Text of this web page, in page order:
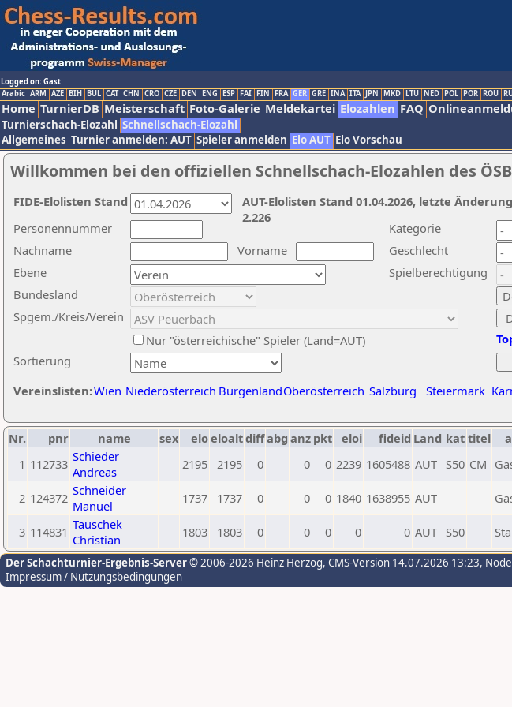
Logged on: Gast
Arabic ARM AZE BIH BUL CAT CHN CRO CZE DEN ENG ESP FAI FIN FRA GER GRE INA ITA JPN MKD LTU NED POL POR ROU
Home TurnierDB Meisterschaft Foto-Galerie Meldekartei Elozahlen FAQ
Turnierschach-Elozahl Schnellschach-Elozahl
Allgemeines Turnier anmelden: AUT Spieler anmelden Elo AUT Elo Vorschau
Willkommen bei den offiziellen Schnellschach-Elozahlen des ÖSB
Nachname
Vorname
Ebene
Kategorie
Sortierung
Personennummer
Bundesland
Spgem./Kreis/Verein
Geschlecht
Nur "österreichische" Spieler (Land=AUT)
Spielberechtigung
Vereinslisten:Wien Niederösterreich BurgenlandOberösterreich Salzburg Steiermark
AUT-Elolisten Stand 01.04.2026, letzte
2.226
FIDE-Elolisten Stand
Nr. pnr name sex eloeloaltdiffabg anz pkt eloi fideid Land kat titel
1 112733 Schieder
Andreas
2195 2195 0 0 0 2239 1605488 AUT S50 CM
2 124372 Schneider
Manuel
1737 1737 0 0 0 1840 1638955 AUT
3 114831 Tauschek
Christian
1803 1803 0 0 0 0 0 AUT S50
Der Schachturnier-Ergebnis-Server© 2006-2026 Heinz Herzog, CMS-Version 14.07.2026 13:23, Node
Impressum / Nutzungsbedingungen